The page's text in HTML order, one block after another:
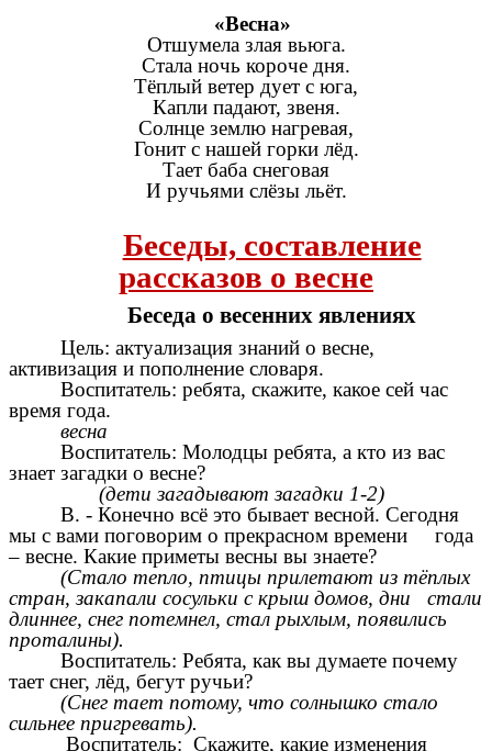
«Весна»
Отшумела злая вьюга.
Стала ночь короче дня.
Тёплый ветер дует с юга,
Капли падают, звеня.
Солнце землю нагревая,
Гонит с нашей горки лёд.
Тает баба снеговая
И ручьями слёзы льёт.
Беседы, составление
рассказов о весне
Беседа о весенних явлениях
Цель: актуализация знаний о весне,
активизация и пополнение словаря.
Воспитатель: ребята, скажите, какое сей час
время года.
весна
Воспитатель: Молодцы ребята, а кто из вас
знает загадки о весне?
(дети загадывают загадки 1-2)
В. - Конечно всё это бывает весной. Сегодня
мы с вами поговорим о прекрасном времени года
– весне. Какие приметы весны вы знаете?
(Стало тепло, птицы прилетают из тёплых
стран, закапали сосульки с крыш домов, дни стали
длиннее, снег потемнел, стал рыхлым, появились
проталины).
Воспитатель: Ребята, как вы думаете почему
тает снег, лёд, бегут ручьи?
(Снег тает потому, что солнышко стало
сильнее пригревать).
Воспитатель: Скажите, какие изменения